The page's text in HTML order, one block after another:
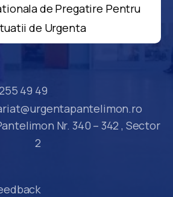
de Pregatire Pentru
de Urgenta
49 49
Nr. 340 – 342 , Sector
2